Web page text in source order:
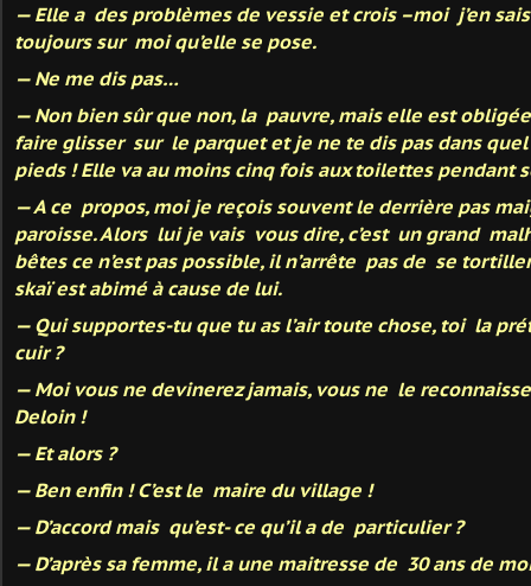
— Elle a des problèmes de vessie et crois –moi j’en
toujours sur moi qu’elle se pose.
— Ne me dis pas…
— Non bien sûr que non, la pauvre, mais elle est
faire glisser sur le parquet et je ne te dis pas dans
pieds ! Elle va au moins cinq fois aux toilettes pendant
— A ce propos, moi je reçois souvent le derrière pas
paroisse. Alors lui je vais vous dire, c’est un grand
bêtes ce n’est pas possible, il n’arrête pas de se
skaï est abimé à cause de lui.
— Qui supportes-tu que tu as l’air toute chose, toi la
cuir ?
— Moi vous ne devinerez jamais, vous ne le
Deloin !
— Et alors ?
— Ben enfin ! C’est le maire du village !
— D’accord mais qu’est- ce qu’il a de particulier ?
— D’après sa femme, il a une maitresse de 30 ans de